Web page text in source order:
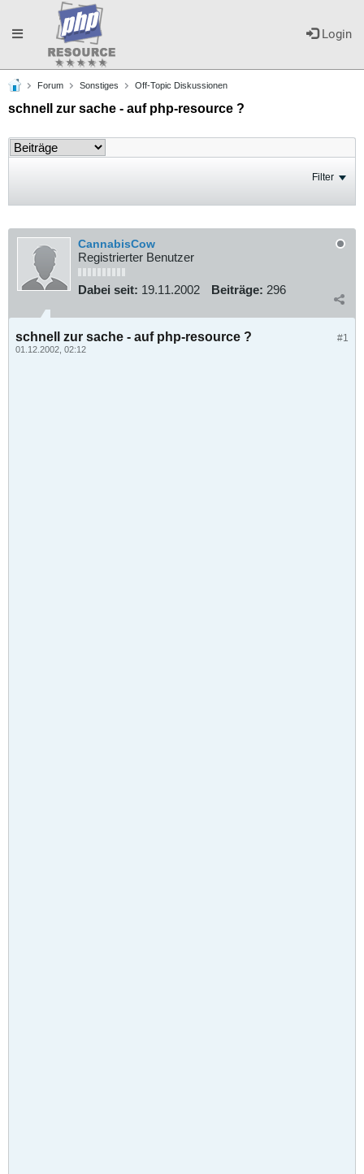
Login
Toggle
navigation
Forum Sonstiges Off-Topic Diskussionen
schnell zur sache - auf php-resource ?
Filter
CannabisCow
Registrierter Benutzer
Dabei seit: 19.11.2002 Beiträge: 296
#1
schnell zur sache - auf php-resource ?
01.12.2002, 02:12